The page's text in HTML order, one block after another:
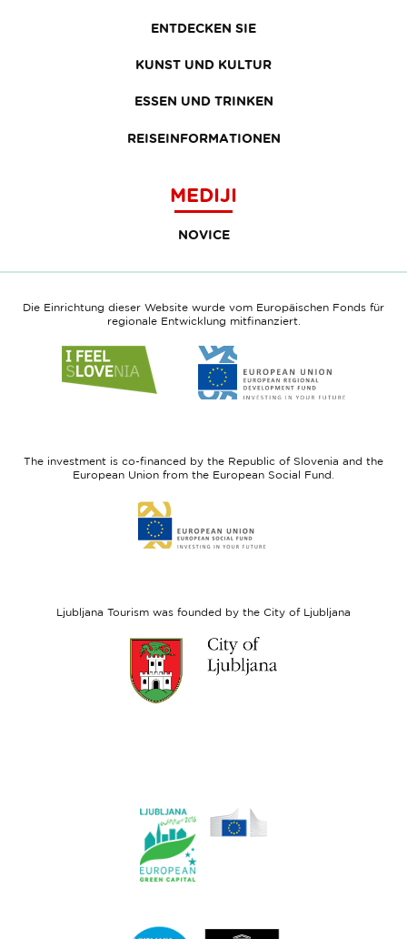
ENTDECKEN SIE
KUNST UND KULTUR
ESSEN UND TRINKEN
REISEINFORMATIONEN
MEDIJI
NOVICE
Die Einrichtung dieser Website wurde vom Europäischen Fonds für
regionale Entwicklung mitfinanziert.
to
website
to
website
Fund
The investment is co-financed by the Republic of Slovenia and the
European Union from the European Social Fund.
to
website
Ljubljana Tourism was founded by the City of Ljubljana
website